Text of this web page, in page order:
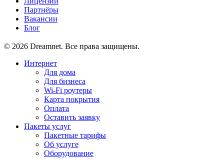
Партнёры
Вакансии
Блог
© 2026 Dreamnet. Все права защищены.
Интернет
Для дома
Для бизнеса
Wi-Fi роутеры
Карта покрытия
Оплата
Оставить заявку
Пакеты услуг
Пакетные тарифы
Об услуге
Оборудование